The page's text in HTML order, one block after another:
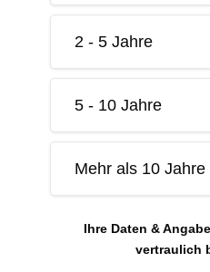
2 - 5 Jahre
5 - 10 Jahre
Mehr als 10 Jahre
Ihre Daten &
vertraulich